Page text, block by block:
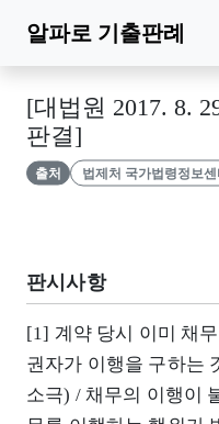
알파로 기출판례
[대법원 2017. 8.
판결]
출처 법제처 국가법령정보센
판시사항
[1] 계약 당시 이미 채
권자가 이행을 구하는
소극) / 채무의 이행이